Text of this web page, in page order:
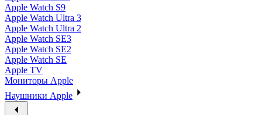
Apple Watch S9
Apple Watch Ultra 3
Apple Watch Ultra 2
Apple Watch SE3
Apple Watch SE2
Apple Watch SE
Apple TV
Мониторы Apple
Наушники Apple